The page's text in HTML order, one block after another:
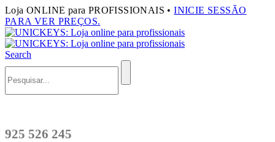
Loja ONLINE para PROFISSIONAIS •INICIE SESSÃO
PARA VER PREÇOS.
Search
925 526 245